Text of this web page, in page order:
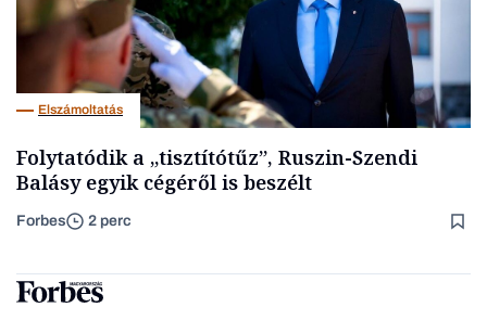
Elszámoltatás
Folytatódik a „tisztítótűz”, Ruszin-Szendi
Balásy egyik cégéről is beszélt
Forbes 2 perc